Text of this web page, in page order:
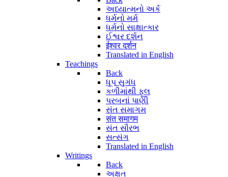
અધ્યાત્મનો અર્ક
ધર્મનો મર્મ
ધર્મનો સાક્ષાત્કાર
ઈશ્વર દર્શન
ईश्वर दर्शन
Translated in English
Teachings
Back
ધૂપ સુગંધ
કળીમાંથી ફૂલ
પરબનાં પાણી
સંત સમાગમ
संत समागम
સંત સૌરભ
સત્સંગ
Translated in English
Writings
Back
અક્ષત